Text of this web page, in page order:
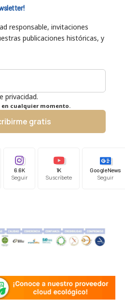
responsable, invitaciones
publicaciones históricas, y
privacidad.
en cualquier momento.
gratis
6.6K
Seguir
1K
Suscríbete
Google News
Seguir